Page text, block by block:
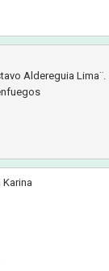
Aldereguia Lima¨.